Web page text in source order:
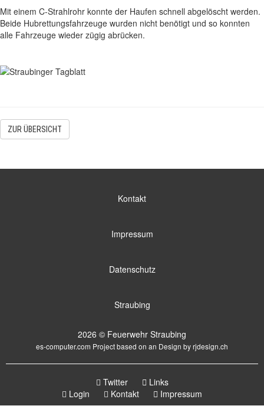
Mit einem C-Strahlrohr konnte der Haufen schnell abgelöscht werden.
Beide Hubrettungsfahrzeuge wurden nicht benötigt und so konnten
alle Fahrzeuge wieder zügig abrücken.
ZUR ÜBERSICHT
Kontakt
Impressum
Datenschutz
Straubing
2026 © Feuerwehr Straubing
es-computer.com Project based on an Design byrjdesign.ch
Twitter
Links
Login
Kontakt Impressum